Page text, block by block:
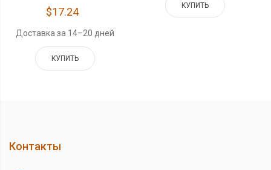
$17.24
Доставка за 14–20 дней
КУПИТЬ
КУПИТЬ
Контакты